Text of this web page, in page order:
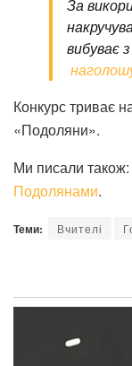
За
вибуває
Конкурс триває
«Подоляни».
Ми писали також:
Подолянами.
Теми: Вчителі